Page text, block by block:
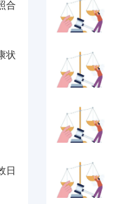
合
状
日